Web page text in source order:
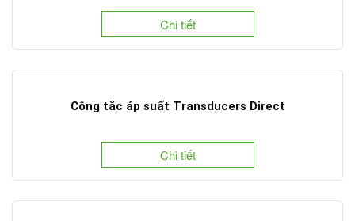
Chi tiết
Công tắc áp suất Transducers Direct
Chi tiết